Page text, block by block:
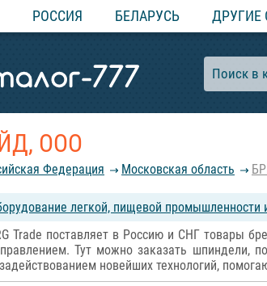
РОССИЯ БЕЛАРУСЬ ДРУГИЕ
ООО
Федерация Московская область
легкой, пищевой промышленности
Trade поставляет в Россию и СНГ товары
Тут можно заказать шпиндели,
новейших технологий,